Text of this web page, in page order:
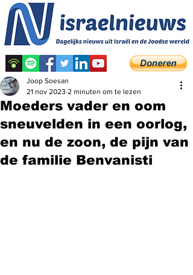
Moeders vader en oom
sneuvelden in een oorlog,
en nu de zoon, de pijn van
de familie Benvanisti
Joop Soesan
21 nov 2023 2 minuten om te lezen